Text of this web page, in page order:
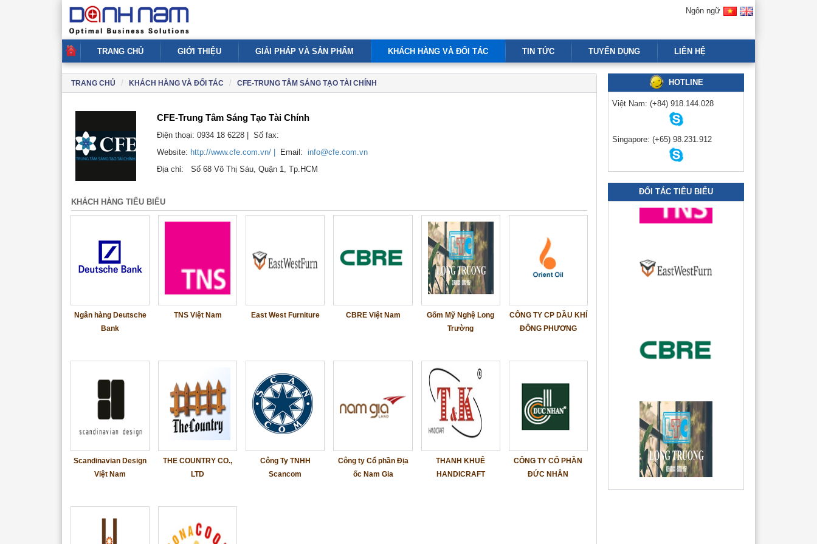
Ngôn ngữ
TRANG CHỦ GIỚI THIỆU GIẢI PHÁP VÀ SẢN PHẨM KHÁCH HÀNG VÀ ĐỐI TÁC TIN TỨC TUYỂN DỤNG LIÊN HỆ
TRANG CHỦ KHÁCH HÀNG VÀ ĐỐI TÁC CFE-TRUNG TÂM SÁNG TẠO TÀI CHÍNH
CFE-Trung Tâm Sáng Tạo Tài Chính
Điện thoại: 0934 18 6228 |
Số fax:
Website: http://www.cfe.com.vn/ | Email:
info@cfe.com.vn
Địa chỉ:
Số 68 Võ Thị Sáu, Quận 1, Tp.HCM
KHÁCH HÀNG TIÊU BIỂU
Ngân hàng Deutsche
Bank
TNS Việt Nam East West Furniture CBRE Việt Nam
Gốm Mỹ Nghệ Long
Trường
CÔNG TY CP DẦU KHÍ
ĐÔNG PHƯƠNG
Scandinavian Design
Việt Nam
THE COUNTRY CO.,
LTD
Công Ty TNHH
Scancom
Công ty Cổ phần Địa
ốc Nam Gia
THANH KHUÊ
HANDICRAFT
CÔNG TY CỔ PHẦN
ĐỨC NHÂN
HOTLINE
Việt Nam: (+84) 918.144.028
Singapore: (+65) 98.231.912
ĐỐI TÁC TIÊU BIỂU